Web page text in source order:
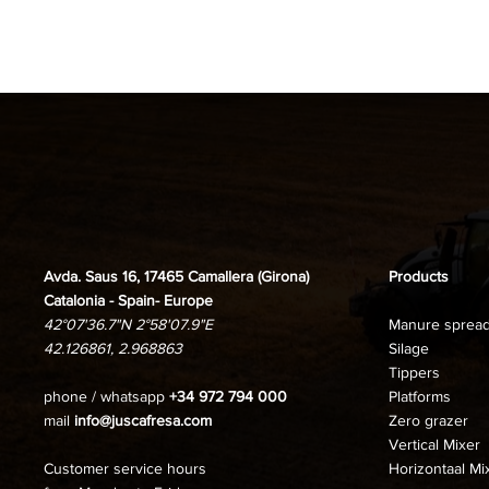
Avda. Saus 16, 17465 Camallera (Girona)
Catalonia - Spain- Europe
42°07'36.7"N 2°58'07.9"E
42.126861, 2.968863
phone / whatsapp+34 972 794 000
mail info@juscafresa.com
Customer service hours
Products
Manure
Silage
Tippers
Platforms
Zero grazer
Vertical Mixer
Horizontaal